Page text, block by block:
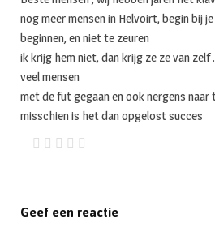
nog meer mensen in Helvoirt, begin bij
beginnen, en niet te zeuren
ik krijg hem niet, dan krijg ze ze van zelf
veel mensen
met de fut gegaan en ook nergens naar
misschien is het dan opgelost succes
Geef een reactie